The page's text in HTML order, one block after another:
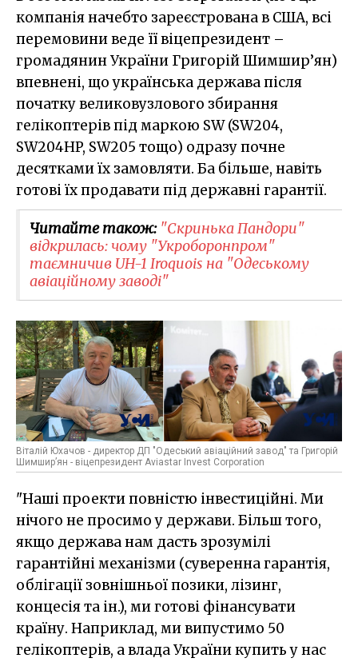
компанія начебто зареєстрована в США, всі
перемовини веде її віцепрезидент –
громадянин України Григорій Шимшир’ян)
впевнені, що українська держава після
початку великовузлового збирання
гелікоптерів під маркою SW (SW204,
SW204HP, SW205 тощо) одразу почне
десятками їх замовляти. Ба більше, навіть
готові їх продавати під державні гарантії.
Читайте також: "Скринька Пандори"
відкрилась: чому "Укроборонпром"
таємничив UH-1 Iroquois на "Одеському
авіаційному заводі"
Віталій Юхачов - директор ДП "Одеський авіаційний завод" та Григорій
Шимшир’ян - віцепрезидент Aviastar Invest Corporation
"Наші проекти повністю інвестиційні. Ми
нічого не просимо у держави. Більш того,
якщо держава нам дасть зрозумілі
гарантійні механізми (суверенна гарантія,
облігації зовнішньої позики, лізинг,
концесія та ін.), ми готові фінансувати
країну. Наприклад, ми випустимо 50
гелікоптерів, а влада України купить у нас